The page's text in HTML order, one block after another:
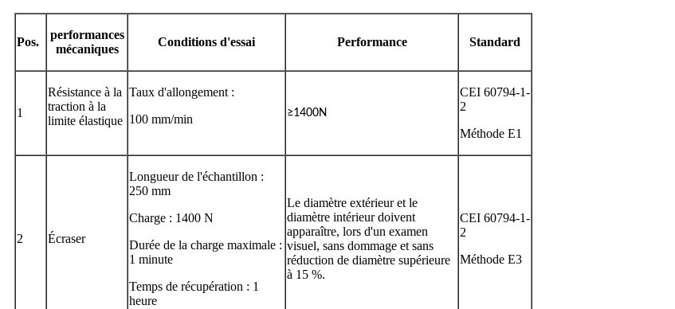
Pos.
performances
mécaniques
Conditions d'essai Performance Standard
1
Résistance à la
traction à la
limite élastique
Taux d'allongement :
100 mm/min
≥1400N
CEI 60794-1-
2
Méthode E1
2 Écraser
Longueur de l'échantillon :
250 mm
Charge : 1400 N
Durée de la charge maximale :
1 minute
Temps de récupération : 1
heure
Le diamètre extérieur et le
diamètre intérieur doivent
apparaître, lors d'un examen
visuel, sans dommage et sans
réduction de diamètre supérieure
à 15 %.
CEI 60794-1-
2
Méthode E3